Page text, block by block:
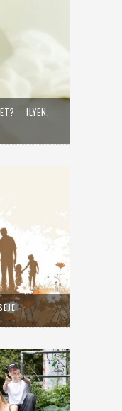
– ILYEN,